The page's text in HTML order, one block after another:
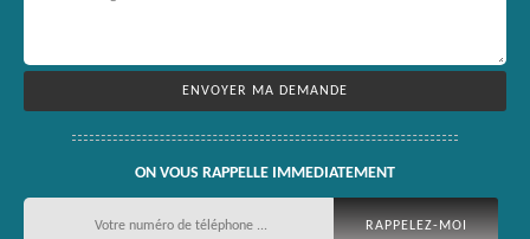
ON VOUS RAPPELLE IMMEDIATEMENT